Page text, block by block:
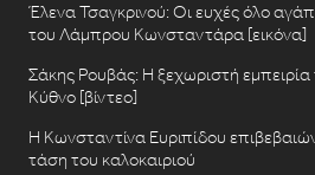
Έλενα Τσαγκρινού: Οι ευχές όλο
του Λάμπρου Κωνσταντάρα [εικόνα]
Σάκης Ρουβάς: Η ξεχωριστή
Κύθνο [βίντεο]
Η Κωνσταντίνα Ευριπίδου
τάση του καλοκαιριού